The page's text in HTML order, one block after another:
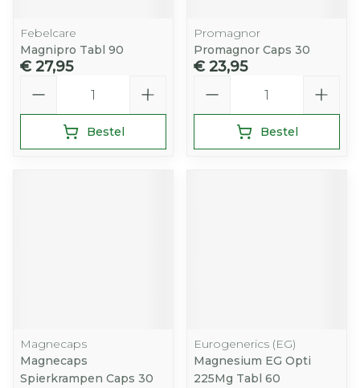
Febelcare
Magnipro Tabl 90
€ 27,95
Bestel
Promagnor
Promagnor Caps 30
€ 23,95
Bestel
Magnecaps
Magnecaps
Spierkrampen Caps 30
Eurogenerics (EG)
Magnesium EG Opti
225Mg Tabl 60